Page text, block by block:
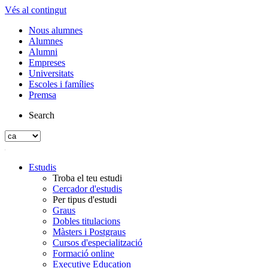
Vés al contingut
Nous alumnes
Alumnes
Alumni
Empreses
Universitats
Escoles i famílies
Premsa
Search
Estudis
Troba el teu estudi
Cercador d'estudis
Per tipus d'estudi
Graus
Dobles titulacions
Màsters i Postgraus
Cursos d'especialització
Formació online
Executive Education